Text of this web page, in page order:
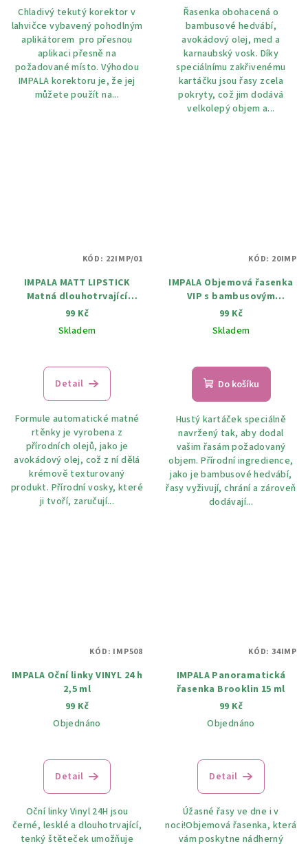
Chladivý tekutý korektor v
lahvičce vybavený pohodlným
aplikátorem pro přesnou
aplikaci přesně na
požadované místo. Výhodou
IMPALA korektoru je, že jej
můžete použít na...
Řasenka obohacená o
bambusové hedvábí,
avokádový olej, med a
karnaubský vosk. Díky
speciálnímu zakřivenému
kartáčku jsou řasy zcela
pokryty, což jim dodává
velkolepý objem a...
IMPALA MATT LIPSTICK
Matná dlouhotrvající
rtěnka s avokádovým
olejem a přírodními vosky
2,5 ml
99 Kč
Skladem
Detail
Formule automatické matné
rtěnky je vyrobena z
přírodních olejů, jako je
avokádový olej, což z ní dělá
krémově texturovaný
produkt. Přírodní vosky, které
ji tvoří, zaručují...
KÓD: 22IMP/01
IMPALA Objemová řasenka
VIP s bambusovým
hedvábím 15 ml
99 Kč
Skladem
hodnocení
produktu
z
5
hvězdiček.
Do košíku
Hustý kartáček speciálně
navržený tak, aby dodal
vašim řasám požadovaný
objem. Přírodní ingredience,
jako je bambusové hedvábí,
řasy vyživují, chrání a zároveň
dodávají...
KÓD: 20IMP
IMPALA Oční linky VINYL 24 h
2,5 ml
99 Kč
Objednáno
Detail
Oční linky Vinyl 24H jsou
černé, lesklé a dlouhotrvající,
tenký štěteček umožňuje
KÓD: IMP508
IMPALA Panoramatická
řasenka Brooklin 15 ml
99 Kč
Objednáno
Detail
Úžasné řasy ve dne i v
noci!Objemová řasenka, která
vám poskytne nádherný
KÓD: 34IMP